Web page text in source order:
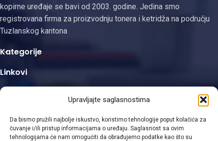
Upravljajte saglasnostima
Da bismo pružili najbolje iskustvo, koristimo tehnologije poput kolačića za
čuvanje i/ili pristup informacijama o uređaju. Saglasnost sa ovim
tehnologijama će nam omogućiti da obrađujemo podatke kao što su
kopirne uređaje se bavi od 2003. godine. Jedina smo
registrovana firma za proizvodnju tonera i ketridža na području
Tuzlanskog kantona
Kategorije
Linkovi
Kontakt informacije